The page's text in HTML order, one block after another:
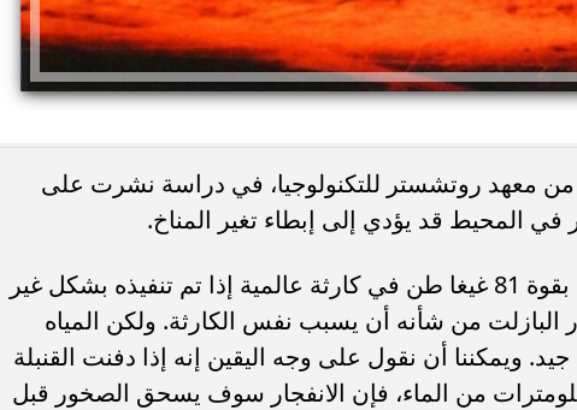
من معهد روتشستر للتكنولوجيا، في دراسة نشرت على
ويقول: "قد يتسبب انفجار قنبلة نووية بقوة 81 غيغا طن في كارثة عالمية إذا تم تنفيذه بشكل غير
من شأنه أن يسبب نفس الكارثة. ولكن المياه
ويمكننا أن نقول على وجه اليقين إنه إذا دفنت القنبلة
من الماء، فإن الانفجار سوف يسحق الصخور قبل